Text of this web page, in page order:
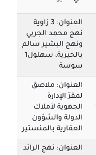
العنوان: 3 زاوية
نهج محمد الجربي
ونهج البشير سالم
بالخيرية، سهلول1
سوسة
العنوان: ملاصق
لمقرّ الإدارة
الجهوية لأملاك
الدولة والشؤون
العقارية بالمنستير
العنوان: نهج الرائد